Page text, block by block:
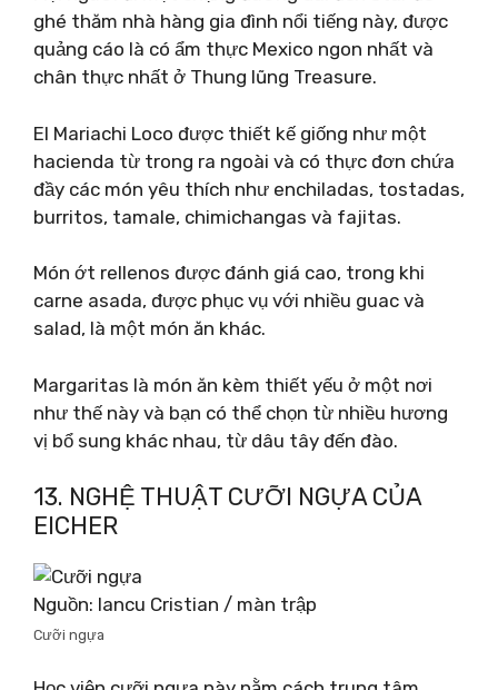
ghé thăm nhà hàng gia đình nổi tiếng này, được
quảng cáo là có ẩm thực Mexico ngon nhất và
chân thực nhất ở Thung lũng Treasure.
El Mariachi Loco được thiết kế giống như một
hacienda từ trong ra ngoài và có thực đơn chứa
đầy các món yêu thích như enchiladas, tostadas,
burritos, tamale, chimichangas và fajitas.
Món ớt rellenos được đánh giá cao, trong khi
carne asada, được phục vụ với nhiều guac và
salad, là một món ăn khác.
Margaritas là món ăn kèm thiết yếu ở một nơi
như thế này và bạn có thể chọn từ nhiều hương
vị bổ sung khác nhau, từ dâu tây đến đào.
13. NGHỆ THUẬT CƯỠI NGỰA CỦA
EICHER
Nguồn: Iancu Cristian / màn trập
Cưỡi ngựa